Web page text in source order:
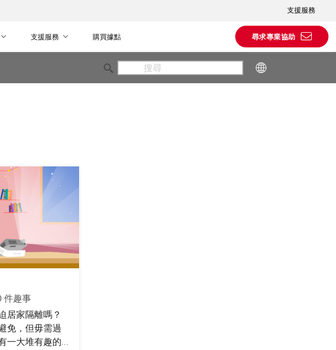
支援服務
支援服務 購買據點 尋求專業協助
件趣事
居家隔離嗎？
免，但毋需過
一大堆有趣的